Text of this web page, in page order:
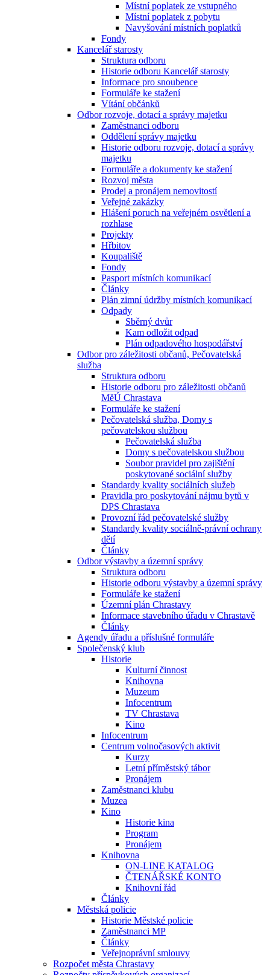
Místní poplatek ze vstupného
Místní poplatek z pobytu
Navyšování místních poplatků
Fondy
Kancelář starosty
Struktura odboru
Historie odboru Kancelář starosty
Informace pro snoubence
Formuláře ke stažení
Vítání občánků
Odbor rozvoje, dotací a správy majetku
Zaměstnanci odboru
Oddělení správy majetku
Historie odboru rozvoje, dotací a správy
majetku
Formuláře a dokumenty ke stažení
Rozvoj města
Prodej a pronájem nemovitostí
Veřejné zakázky
Hlášení poruch na veřejném osvětlení a
rozhlase
Projekty
Hřbitov
Koupaliště
Fondy
Pasport místních komunikací
Články
Plán zimní údržby místních komunikací
Odpady
Sběrný dvůr
Kam odložit odpad
Plán odpadového hospodářství
Odbor pro záležitosti občanů, Pečovatelská
služba
Struktura odboru
Historie odboru pro záležitosti občanů
MěÚ Chrastava
Formuláře ke stažení
Pečovatelská služba, Domy s
pečovatelskou službou
Pečovatelská služba
Domy s pečovatelskou službou
Soubor pravidel pro zajištění
poskytované sociální služby
Standardy kvality sociálních služeb
Pravidla pro poskytování nájmu bytů v
DPS Chrastava
Provozní řád pečovatelské služby
Standardy kvality sociálně-právní ochrany
dětí
Články
Odbor výstavby a územní správy
Struktura odboru
Historie odboru výstavby a územní správy
Formuláře ke stažení
Územní plán Chrastavy
Informace stavebního úřadu v Chrastavě
Články
Agendy úřadu a příslušné formuláře
Společenský klub
Historie
Kulturní činnost
Knihovna
Muzeum
Infocentrum
TV Chrastava
Kino
Infocentrum
Centrum volnočasových aktivit
Kurzy
Letní příměstský tábor
Pronájem
Zaměstnanci klubu
Muzea
Kino
Historie kina
Program
Pronájem
Knihovna
ON-LINE KATALOG
ČTENÁŘSKÉ KONTO
Knihovní řád
Články
Městská policie
Historie Městské policie
Zaměstnanci MP
Články
Veřejnoprávní smlouvy
Rozpočet města Chrastavy